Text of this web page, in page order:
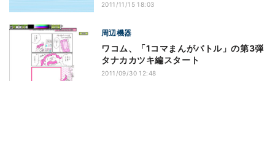
2011/11/15 18:03
周辺機器
ワコム、「1コマまんがバトル」の第3弾
タナカカツキ編スタート
2011/09/30 12:48